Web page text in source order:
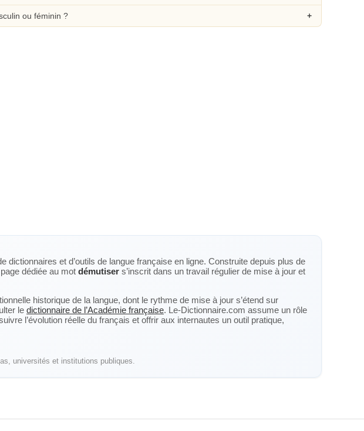
ou féminin ?
dictionnaires et d’outils de langue française en ligne. Construite depuis plus de
dédiée au mot démutiser s’inscrit dans un travail régulier de mise à jour et
historique de la langue, dont le rythme de mise à jour s’étend sur
le dictionnaire de l’Académie française. Le-Dictionnaire.com assume un rôle
l’évolution réelle du français et offrir aux internautes un outil pratique,
universités et institutions publiques.